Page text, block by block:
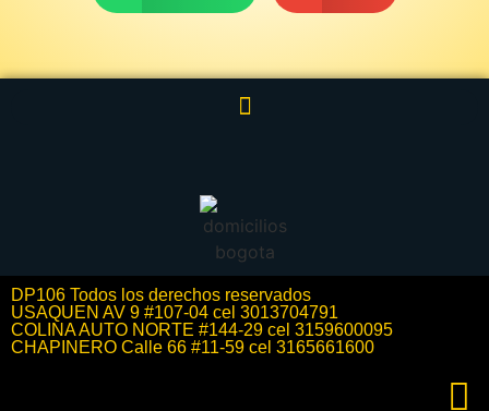
DP106 Todos los derechos reservados
USAQUEN AV 9 #107-04 cel 3013704791
COLINA AUTO NORTE #144-29 cel 3159600095
CHAPINERO Calle 66 #11-59 cel 3165661600